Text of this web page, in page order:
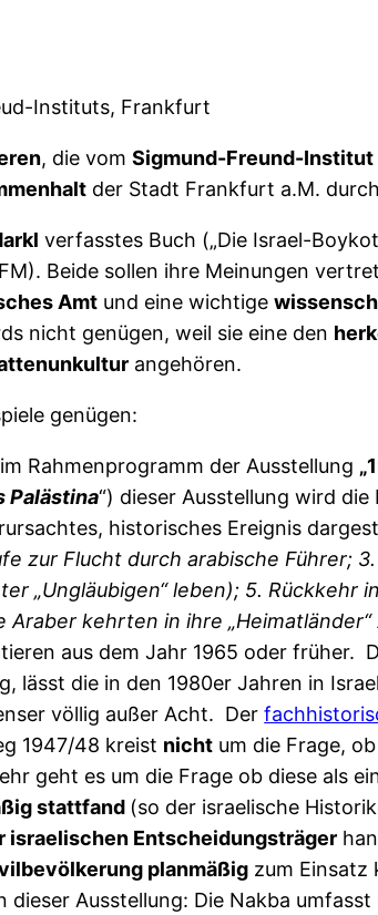
Instituts, Frankfurt
, die vomSigmund-Freund-Institut
der Stadt Frankfurt a.M.
verfasstes Buch („Die Israel-
Beide sollen ihre Meinungen
Amt und eine wichtige
nicht genügen, weil sie eine den
angehören.
genügen:
Rahmenprogramm der Ausstellung
Palästina“) dieser Ausstellung wird
historisches Ereignis
zur Flucht durch arabische Führer;
„Ungläubigen“ leben); 5. Rückkehr
kehrten in ihre
aus dem Jahr 1965 oder früher.
lässt die in den 1980er Jahren in
völlig außer Acht. Der
1947/48 kreist nicht um die Frage,
geht es um die Frage ob diese als
stattfand (so der israelische
Entscheidungsträger
planmäßig zum Einsatz
dieser Ausstellung: Die Nakba